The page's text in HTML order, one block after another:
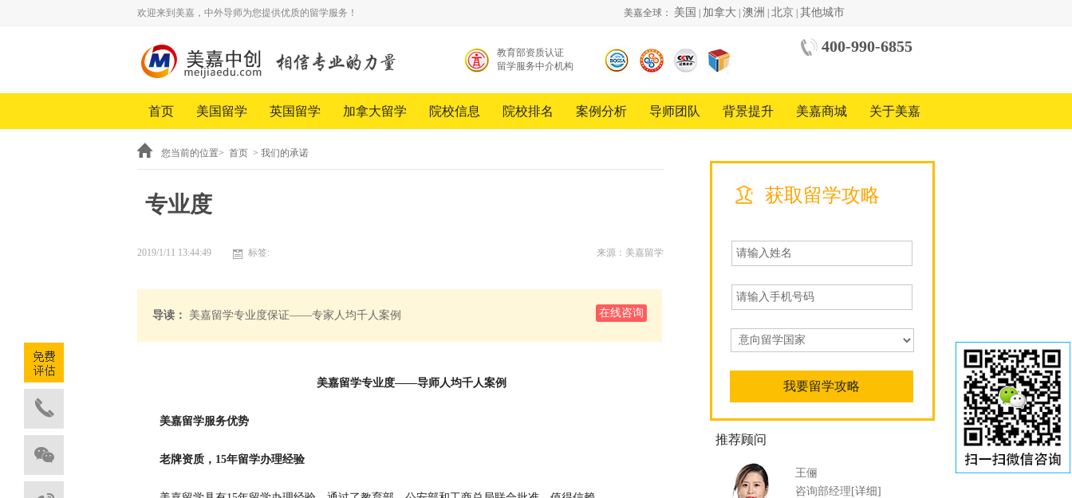
欢迎来到美嘉，中外导师为您提供优质的留学服务！ 美嘉全球： 美国 加拿大 澳洲 北京 其他城市
400-990-6855
教育部资质认证
留学服务中介机构
留学
服务
行业
品牌
创新
发展
越》
栏目
合作
国际
教育
基金
地区
首页 美国留学 英国留学 加拿大留学 院校信息 院校排名 案例分析 导师团队 背景提升 美嘉商城 关于美嘉
您当前的位置> 首页 > 我们的承诺
专业度
2019/1/11 13:44:49 标签: 来源：美嘉留学
导读： 美嘉留学专业度保证——专家人均千人案例 在线咨询
美嘉留学专业度——导师人均千人案例
美嘉留学服务优势
老牌资质，15年留学办理经验
获取留学攻略
推荐顾问
王俪
咨询部经理 [详细]